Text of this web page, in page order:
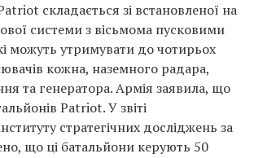
складається зі встановленої на
системи з вісьмома пусковими
можуть утримувати до чотирьох
кожна, наземного радара,
та генератора. Армія заявила, що
Patriot. У звіті
стратегічних досліджень за
що ці батальйони керують 50